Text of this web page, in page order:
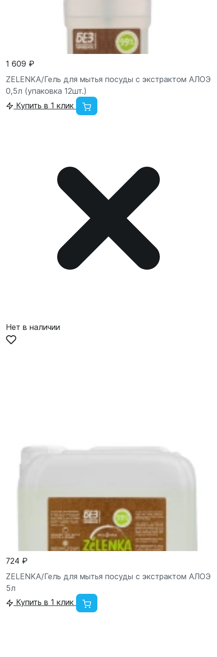
1 609 ₽
ZELENKA/Гель для мытья посуды с экстрактом АЛОЭ
0,5л (упаковка 12шт.)
Купить в 1 клик
Нет в наличии
724 ₽
ZELENKA/Гель для мытья посуды с экстрактом АЛОЭ
5л
Купить в 1 клик